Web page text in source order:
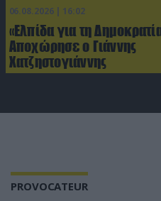
06.08.2026 | 16:02
«Ελπίδα για τη
Αποχώρησε ο Γιάννης
Χατζηστογιάννης
PROVOCATEUR